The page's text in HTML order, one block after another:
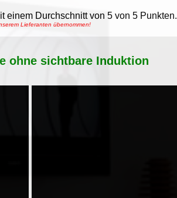
einem Durchschnitt von 5 von 5 Punkten.
Lieferanten übernommen!
ohne sichtbare Induktion